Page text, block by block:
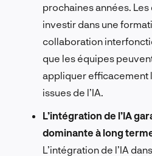
prochaines années.
investir dans une
collaboration
que les équipes
appliquer efficacement
issues de l’IA.
L’intégration de l’IA
dominante à long
L’intégration de l’IA